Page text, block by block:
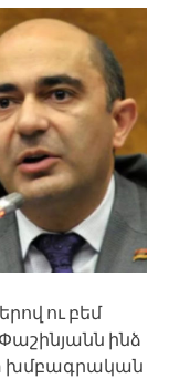
ու բեմ
ինձ
խմբագրական